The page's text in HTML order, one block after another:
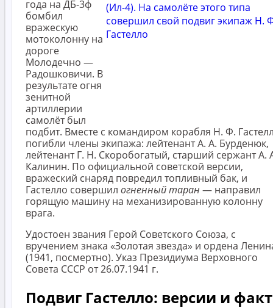
года на ДБ-3ф
бомбил
вражескую
мотоколонну на
дороге
Молодечно —
Радошковичи. В
результате огня
зенитной
артиллерии
самолёт был
подбит. Вместе с командиром корабля Н. Ф.
погибли члены экипажа: лейтенант А. А. Бурденюк,
лейтенант Г. Н. Скоробогатый, старший сержант А.
Калинин. По официальной советской версии,
вражеский снаряд повредил топливный бак, и
Гастелло совершил огненный таран — направил
горящую машину на механизированную колонну
врага.
Удостоен звания Герой Советского Союза, с
вручением знака «Золотая звезда» и ордена
(1941, посмертно). Указ Президиума Верховного
Совета СССР от 26.07.1941 г.
Подвиг Гастелло: версии и